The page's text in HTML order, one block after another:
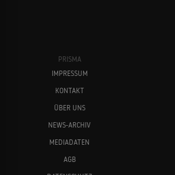
PRISMA
IMPRESSUM
KONTAKT
ÜBER UNS
NEWS-ARCHIV
MEDIADATEN
AGB